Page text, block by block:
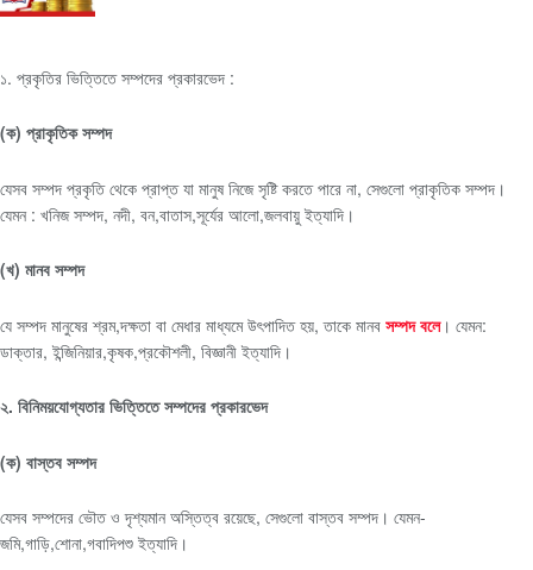
১. প্রকৃতির ভিত্তিতে সম্পদের প্রকারভেদ :
(ক) প্রাকৃতিক সম্পদ
যেসব সম্পদ প্রকৃতি থেকে প্রাপ্ত যা মানুষ নিজে সৃষ্টি করতে পারে না, সেগুলো প্রাকৃতিক সম্পদ।
যেমন : খনিজ সম্পদ, নদী, বন,বাতাস,সূর্যের আলো,জলবায়ু ইত্যাদি।
(খ) মানব সম্পদ
যে সম্পদ মানুষের শ্রম,দক্ষতা বা মেধার মাধ্যমে উৎপাদিত হয়, তাকে মানব সম্পদ বলে। যেমন:
ডাক্তার, ইন্জিনিয়ার,কৃষক,প্রকৌশলী, বিজ্ঞানী ইত্যাদি।
২. বিনিময়যোগ্যতার ভিত্তিতে সম্পদের প্রকারভেদ
(ক) বাস্তব সম্পদ
যেসব সম্পদের ভৌত ও দৃশ্যমান অস্তিত্ব রয়েছে, সেগুলো বাস্তব সম্পদ। যেমন-
জমি,গাড়ি,শোনা,গবাদিপশু ইত্যাদি।